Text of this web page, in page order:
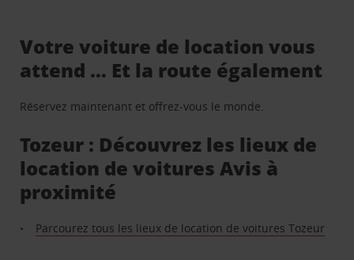
Votre voiture de location vous
attend … Et la route également
Réservez maintenant et offrez-vous le monde.
Tozeur : Découvrez les lieux de
location de voitures Avis à
proximité
Parcourez tous les lieux de location de voitures Tozeur